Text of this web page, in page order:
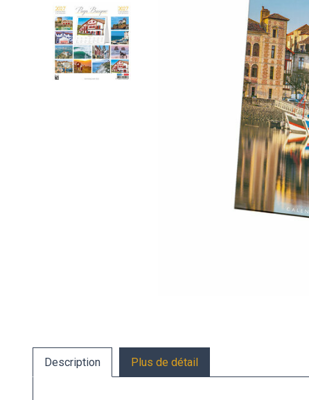
Description Plus de détail